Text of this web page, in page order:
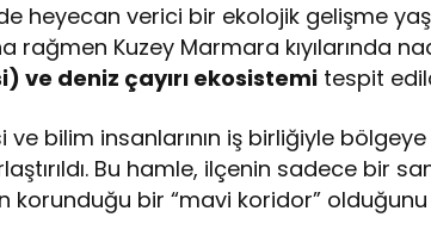
heyecan verici bir ekolojik gelişme
rağmen Kuzey Marmara kıyılarında
ve deniz çayırı ekosistemi tespit
ve bilim insanlarının iş birliğiyle
Bu hamle, ilçenin sadece bir
korunduğu bir “mavi koridor”